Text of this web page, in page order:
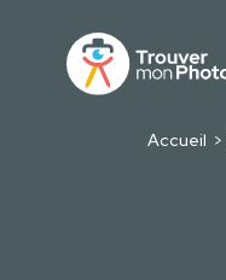
Accueil